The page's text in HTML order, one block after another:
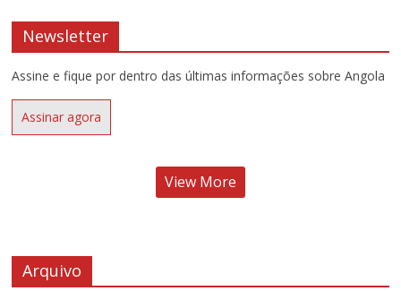
Newsletter
Assine e fique por dentro das últimas informações sobre Angola
Assinar agora
View More
Arquivo